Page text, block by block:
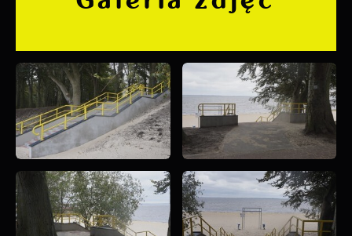
witryny internetowej. Treści promocyjne mogą
lub firm będących naszymi partnerami oraz
innych dostawców usług. Firmy te działają w
charakterze pośredników prezentujących nasze
treści w postaci wiadomości, ofert,
komunikatów mediów społecznościowych.